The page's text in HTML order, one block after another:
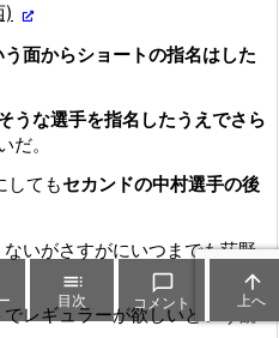
)
面からショートの指名はした
うな選手を指名したうえでさら
だ。
してもセカンドの中村選手の後
いがさすがにいつまでも荻野
レギュラーが欲しいという観

目次

コメント

上へ